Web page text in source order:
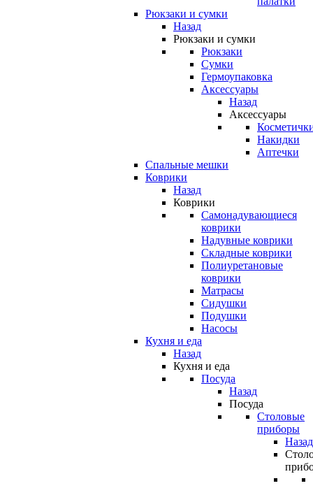
Рюкзаки и сумки
Назад
Рюкзаки и сумки
Рюкзаки
Сумки
Гермоупаковка
Аксессуары
Назад
Аксессуары
Накидки
Аптечки
Спальные мешки
Коврики
Назад
Коврики
Самонадувающиеся
коврики
Надувные коврики
Складные коврики
Полиуретановые
коврики
Матрасы
Сидушки
Подушки
Насосы
Кухня и еда
Назад
Кухня и еда
Посуда
Назад
Посуда
Столовые
приборы
Назад